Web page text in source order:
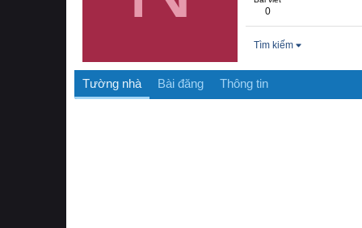
0
Tìm kiếm
Tường nhà Bài đăng Thông tin